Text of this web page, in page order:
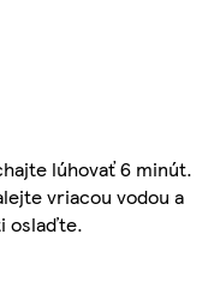
lúhovať 6 minút.
vriacou vodou a
oslaďte.